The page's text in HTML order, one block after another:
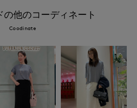
の他のコーディネート
Coodinate